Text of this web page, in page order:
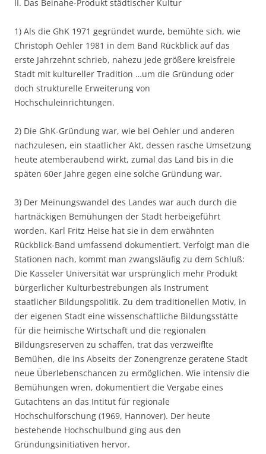
II. Das Beinahe-Produkt städtischer Kultur
1) Als die GhK 1971 gegründet wurde, bemühte sich, wie
Christoph Oehler 1981 in dem Band Rückblick auf das
erste Jahrzehnt schrieb, nahezu jede größere kreisfreie
Stadt mit kultureller Tradition …um die Gründung oder
doch strukturelle Erweiterung von
Hochschuleinrichtungen.
2) Die GhK-Gründung war, wie bei Oehler und anderen
nachzulesen, ein staatlicher Akt, dessen rasche Umsetzung
heute atemberaubend wirkt, zumal das Land bis in die
späten 60er Jahre gegen eine solche Gründung war.
3) Der Meinungswandel des Landes war auch durch die
hartnäckigen Bemühungen der Stadt herbeigeführt
worden. Karl Fritz Heise hat sie in dem erwähnten
Rückblick-Band umfassend dokumentiert. Verfolgt man die
Stationen nach, kommt man zwangsläufig zu dem Schluß:
Die Kasseler Universität war ursprünglich mehr Produkt
bürgerlicher Kulturbestrebungen als Instrument
staatlicher Bildungspolitik. Zu dem traditionellen Motiv, in
der eigenen Stadt eine wissenschaftliche Bildungsstätte
für die heimische Wirtschaft und die regionalen
Bildungsreserven zu schaffen, trat das verzweiflte
Bemühen, die ins Abseits der Zonengrenze geratene Stadt
neue Überlebenschancen zu ermöglichen. Wie intensiv die
Bemühungen wren, dokumentiert die Vergabe eines
Gutachtens an das Intitut für regionale
Hochschulforschung (1969, Hannover). Der heute
bestehende Hochschulbund ging aus den
Gründungsinitiativen hervor.